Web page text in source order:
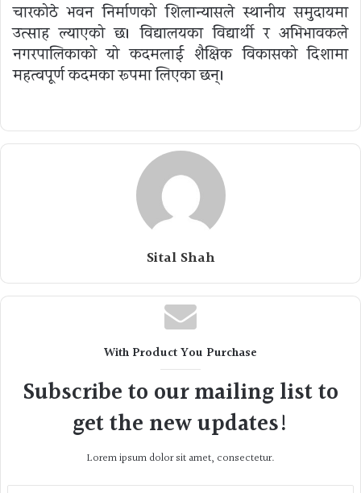
चारकोठे भवन निर्माणको शिलान्यासले स्थानीय समुदायमा
उत्साह ल्याएको छ। विद्यालयका विद्यार्थी र अभिभावकले
नगरपालिकाको यो कदमलाई शैक्षिक विकासको दिशामा
महत्वपूर्ण कदमका रूपमा लिएका छन्।
Sital Shah
With Product You Purchase
Subscribe to our mailing list to
get the new updates!
Lorem ipsum dolor sit amet, consectetur.